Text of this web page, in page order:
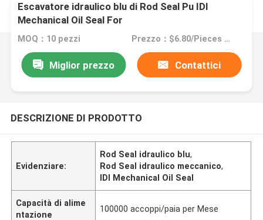
Escavatore idraulico blu di Rod Seal Pu IDI
Mechanical Oil Seal For
MOQ：10 pezzi Prezzo：$6.80/Pieces 10-499 Pieces
Miglior prezzo Contattici
DESCRIZIONE DI PRODOTTO
Evidenziare:
Rod Seal idraulico blu,
Rod Seal idraulico meccanico,
IDI Mechanical Oil Seal
Capacità di alime
ntazione
100000 accoppi/paia per Mese